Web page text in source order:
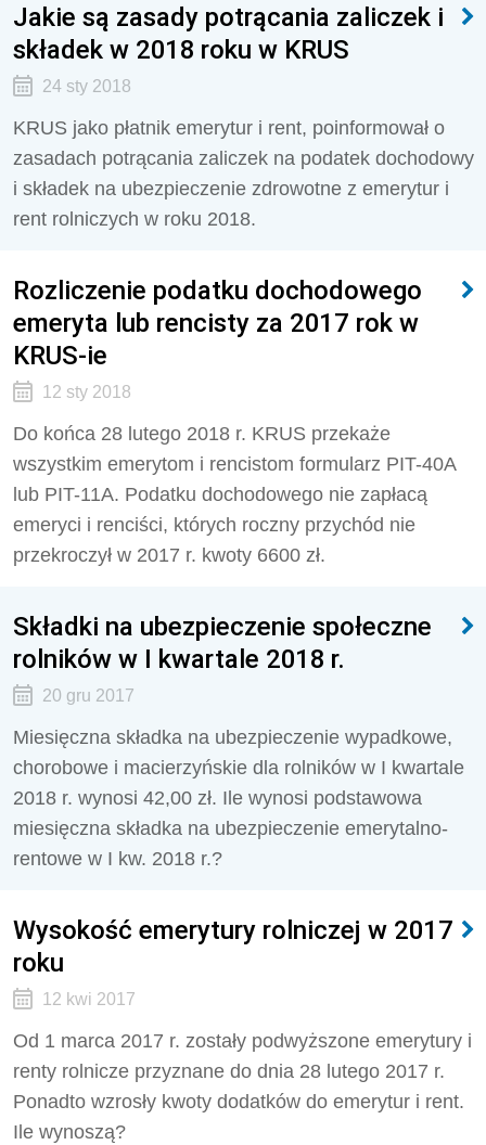
Jakie są zasady potrącania zaliczek i
składek w 2018 roku w KRUS
24 sty 2018
KRUS jako płatnik emerytur i rent, poinformował o
zasadach potrącania zaliczek na podatek dochodowy
i składek na ubezpieczenie zdrowotne z emerytur i
rent rolniczych w roku 2018.
Rozliczenie podatku dochodowego
emeryta lub rencisty za 2017 rok w
KRUS-ie
12 sty 2018
Do końca 28 lutego 2018 r. KRUS przekaże
wszystkim emerytom i rencistom formularz PIT-40A
lub PIT-11A. Podatku dochodowego nie zapłacą
emeryci i renciści, których roczny przychód nie
przekroczył w 2017 r. kwoty 6600 zł.
Składki na ubezpieczenie społeczne
rolników w I kwartale 2018 r.
20 gru 2017
Miesięczna składka na ubezpieczenie wypadkowe,
chorobowe i macierzyńskie dla rolników w I kwartale
2018 r. wynosi 42,00 zł. Ile wynosi podstawowa
miesięczna składka na ubezpieczenie emerytalno-
rentowe w I kw. 2018 r.?
Wysokość emerytury rolniczej w 2017
roku
12 kwi 2017
Od 1 marca 2017 r. zostały podwyższone emerytury i
renty rolnicze przyznane do dnia 28 lutego 2017 r.
Ponadto wzrosły kwoty dodatków do emerytur i rent.
Ile wynoszą?